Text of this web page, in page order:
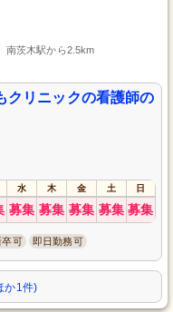
南茨木駅から2.5km
クリニックの看護師の
水 木 金 土 日
募集 募集 募集 募集 募集
卒可 即日勤務可
か1件)